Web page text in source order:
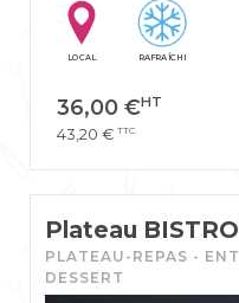
LOCAL RAFRAÎCHI
36,00 €HT
43,20 € TTC
Plateau
PLATEAU-REPAS -
DESSERT